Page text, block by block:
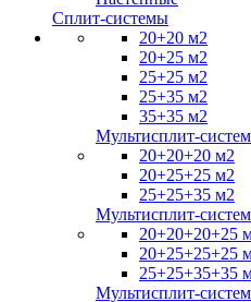
Сплит-системы
20+20 м2
20+25 м2
25+25 м2
25+35 м2
35+35 м2
Мультисплит-
20+20+20 м2
20+25+25 м2
25+25+35 м2
Мультисплит-
20+20+20+25
20+25+25+25
25+25+35+35
Мультисплит-